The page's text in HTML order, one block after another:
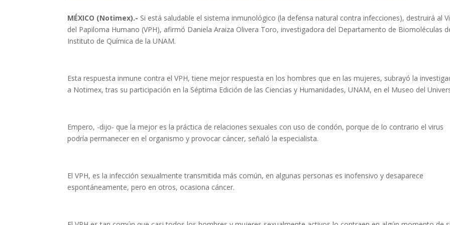
MÉXICO (Notimex).- Si está saludable el sistema inmunológico (la defensa natural contra infecciones), destruirá al
del Papiloma Humano (VPH), afirmó Daniela Araiza Olivera Toro, investigadora del Departamento de Biomoléculas
Instituto de Química de la UNAM.
Esta respuesta inmune contra el VPH, tiene mejor respuesta en los hombres que en las mujeres, subrayó la
a Notimex, tras su participación en la Séptima Edición de las Ciencias y Humanidades, UNAM, en el Museo del
Empero, -dijo- que la mejor es la práctica de relaciones sexuales con uso de condón, porque de lo contrario el virus
podría permanecer en el organismo y provocar cáncer, señaló la especialista.
El VPH, es la infección sexualmente transmitida más común, en algunas personas es inofensivo y desaparece
espontáneamente, pero en otros, ocasiona cáncer.